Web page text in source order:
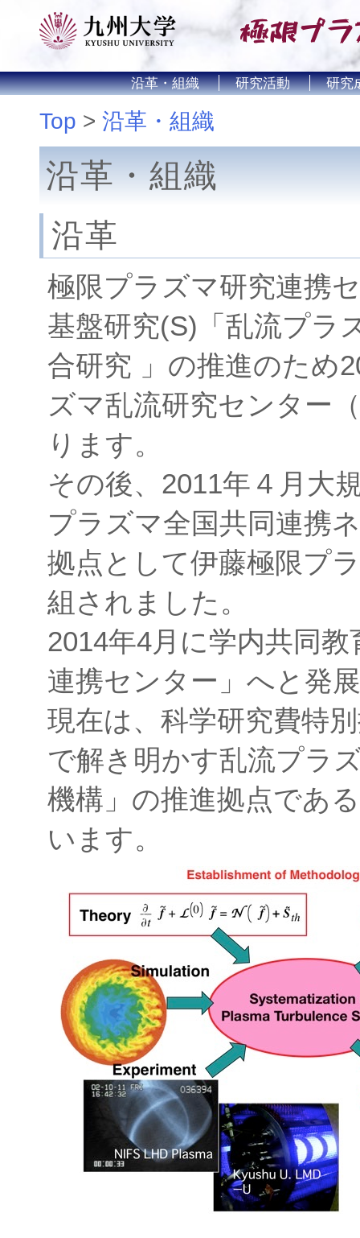
沿革・組織 研究活動 研究
Top 沿革・組織
沿革・組織
沿革
極限プラズマ研究連携
基盤研究(S)「乱流プラ
合研究 」の推進のため
ズマ乱流研究センター
ります。
その後、2011年４月大
プラズマ全国共同連携
拠点として伊藤極限プ
組されました。
2014年4月に学内共同
連携センター」へと発
現在は、科学研究費特
で解き明かす乱流プラ
機構」の推進拠点であ
います。